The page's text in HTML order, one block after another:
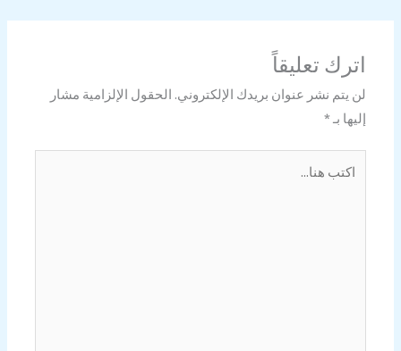
اترك تعليقاً
لن يتم نشر عنوان بريدك الإلكتروني. الحقول الإلزامية مشار
إليها بـ *